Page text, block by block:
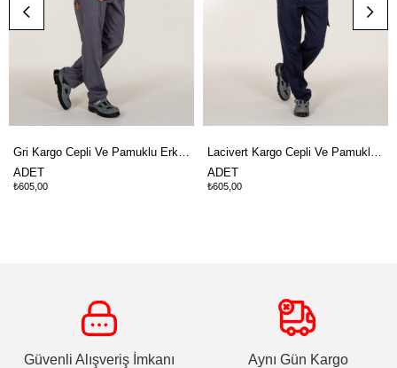
ADET
₺605,00
ADET
₺605,00
Güvenli Alışveriş İmkanı Aynı Gün Kargo